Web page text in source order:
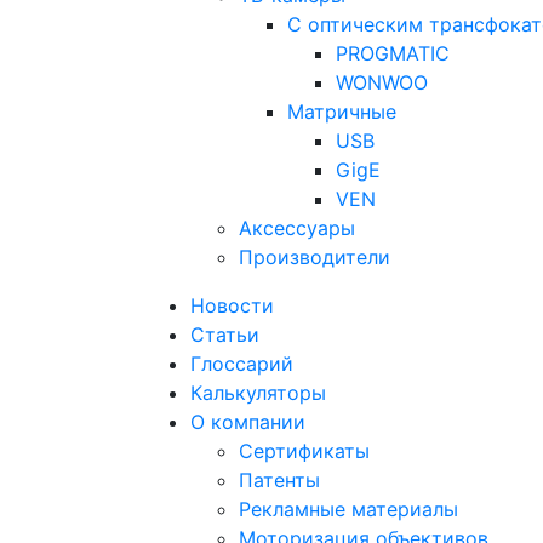
С оптическим
PROGMATIC
WONWOO
Матричные
USB
GigE
VEN
Аксессуары
Производители
Новости
Статьи
Глоссарий
Калькуляторы
О компании
Сертификаты
Патенты
Рекламные материалы
Моторизация объективов